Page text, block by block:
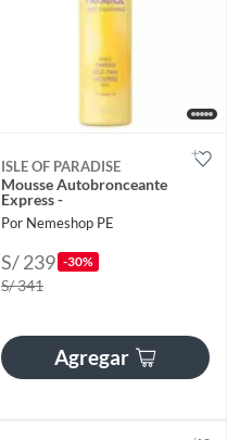
ISLE OF PARADISE
Mousse Autobronceante
Express -
Por Nemeshop PE
S/ 239 -30%
S/ 341
Agregar